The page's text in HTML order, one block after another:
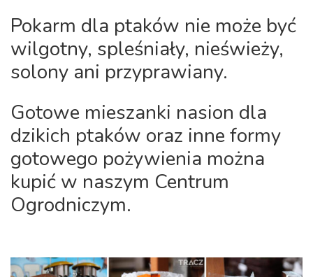
Pokarm dla ptaków nie może być
wilgotny, spleśniały, nieświeży,
solony ani przyprawiany.
Gotowe mieszanki nasion dla
dzikich ptaków oraz inne formy
gotowego pożywienia można
kupić w naszym Centrum
Ogrodniczym.